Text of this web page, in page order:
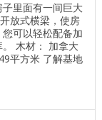
里面有一间巨大
放式横梁，使房
可以轻松配备加
木材： 加拿大
平方米 了解基地
修理房屋 - 找
加拿大房屋的平
拿大木屋外部画